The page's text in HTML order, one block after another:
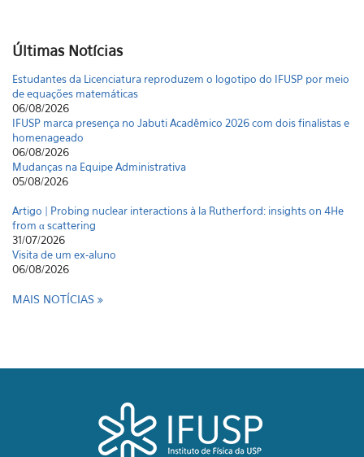
Últimas Notícias
Estudantes da Licenciatura reproduzem o logotipo do IFUSP por meio
de equações matemáticas
06/08/2026
IFUSP marca presença no Jabuti Acadêmico 2026 com dois finalistas e
homenageado
06/08/2026
Mudanças na Equipe Administrativa
05/08/2026
Artigo | Probing nuclear interactions à la Rutherford: insights on 4He
from α scattering
31/07/2026
Visita de um ex-aluno
06/08/2026
MAIS NOTÍCIAS